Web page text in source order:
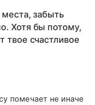
забыть
Хотя бы потому,
твое счастливое
помечает не иначе